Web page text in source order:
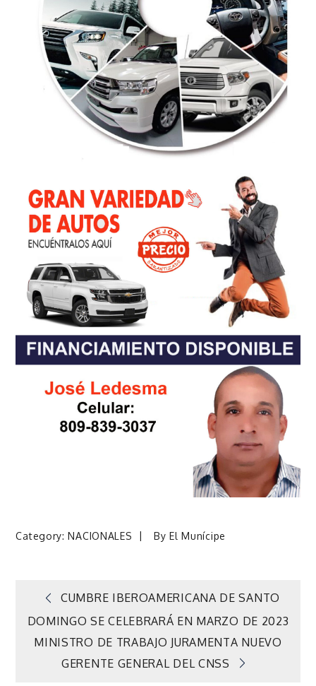
Category:NACIONALES ByEl Munícipe
Navegación
de
CUMBRE IBEROAMERICANA DE SANTO
DOMINGO SE CELEBRARÁ EN MARZO DE 2023
MINISTRO DE TRABAJO JURAMENTA NUEVO
GERENTE GENERAL DEL CNSS